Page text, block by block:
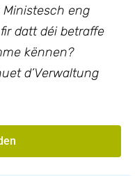
Ministesch eng
datt déi betraffe
kënnen?
d’Verwaltung